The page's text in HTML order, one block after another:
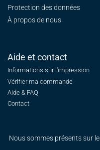
Protection des données
À propos de nous
Aide et contact
Informations sur l'impression
Vérifier ma commande
Aide & FAQ
Contact
Nous sommes présents sur